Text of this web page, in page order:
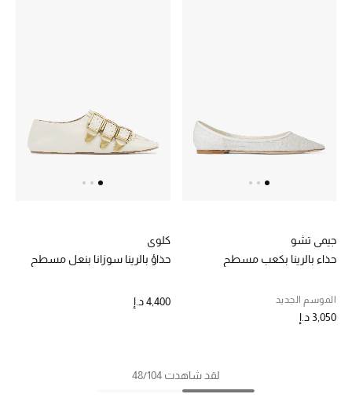
جيمي تشو
حذاء بالرينا بكعب مسطح
الموسم الجديد
3,050 د.إ
كلوي
حذاؤ بالرينا سوزانا بنعل مسطح
4,400 د.إ
لقد شاهدت 48/104